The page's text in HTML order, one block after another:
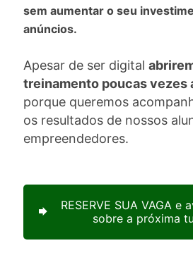
sem aumentar o seu
anúncios.
Apesar de ser digital
treinamento poucas vezes
porque queremos
os resultados de nossos
empreendedores.
RESERVE SUA VAGA e
sobre a próxima